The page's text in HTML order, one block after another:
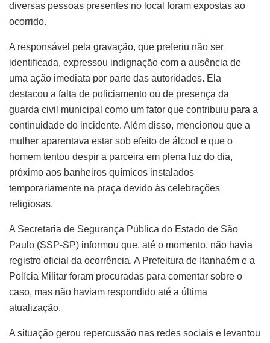
diversas pessoas presentes no local foram expostas ao
ocorrido.
A responsável pela gravação, que preferiu não ser
identificada, expressou indignação com a ausência de
uma ação imediata por parte das autoridades. Ela
destacou a falta de policiamento ou de presença da
guarda civil municipal como um fator que contribuiu para a
continuidade do incidente. Além disso, mencionou que a
mulher aparentava estar sob efeito de álcool e que o
homem tentou despir a parceira em plena luz do dia,
próximo aos banheiros químicos instalados
temporariamente na praça devido às celebrações
religiosas.
A Secretaria de Segurança Pública do Estado de São
Paulo (SSP-SP) informou que, até o momento, não havia
registro oficial da ocorrência. A Prefeitura de Itanhaém e a
Polícia Militar foram procuradas para comentar sobre o
caso, mas não haviam respondido até a última
atualização.
A situação gerou repercussão nas redes sociais e levantou